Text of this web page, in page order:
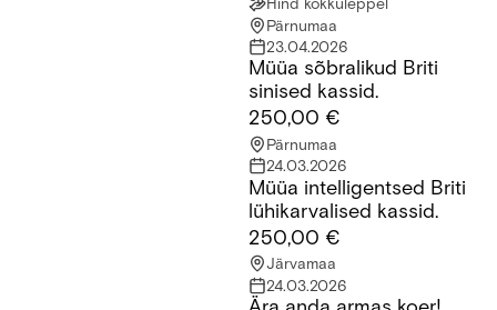
Hind kokkuleppel
Pärnumaa
23.04.2026
Müüa sõbralikud Briti sinised kassid.Müüa sõbralikud Briti
sinised kassid.
250,00 €
Pärnumaa
24.03.2026
Müüa intelligentsed Briti lühikarvalised kassid.
Müüa intelligentsed Briti
lühikarvalised kassid.
250,00 €
Järvamaa
24.03.2026